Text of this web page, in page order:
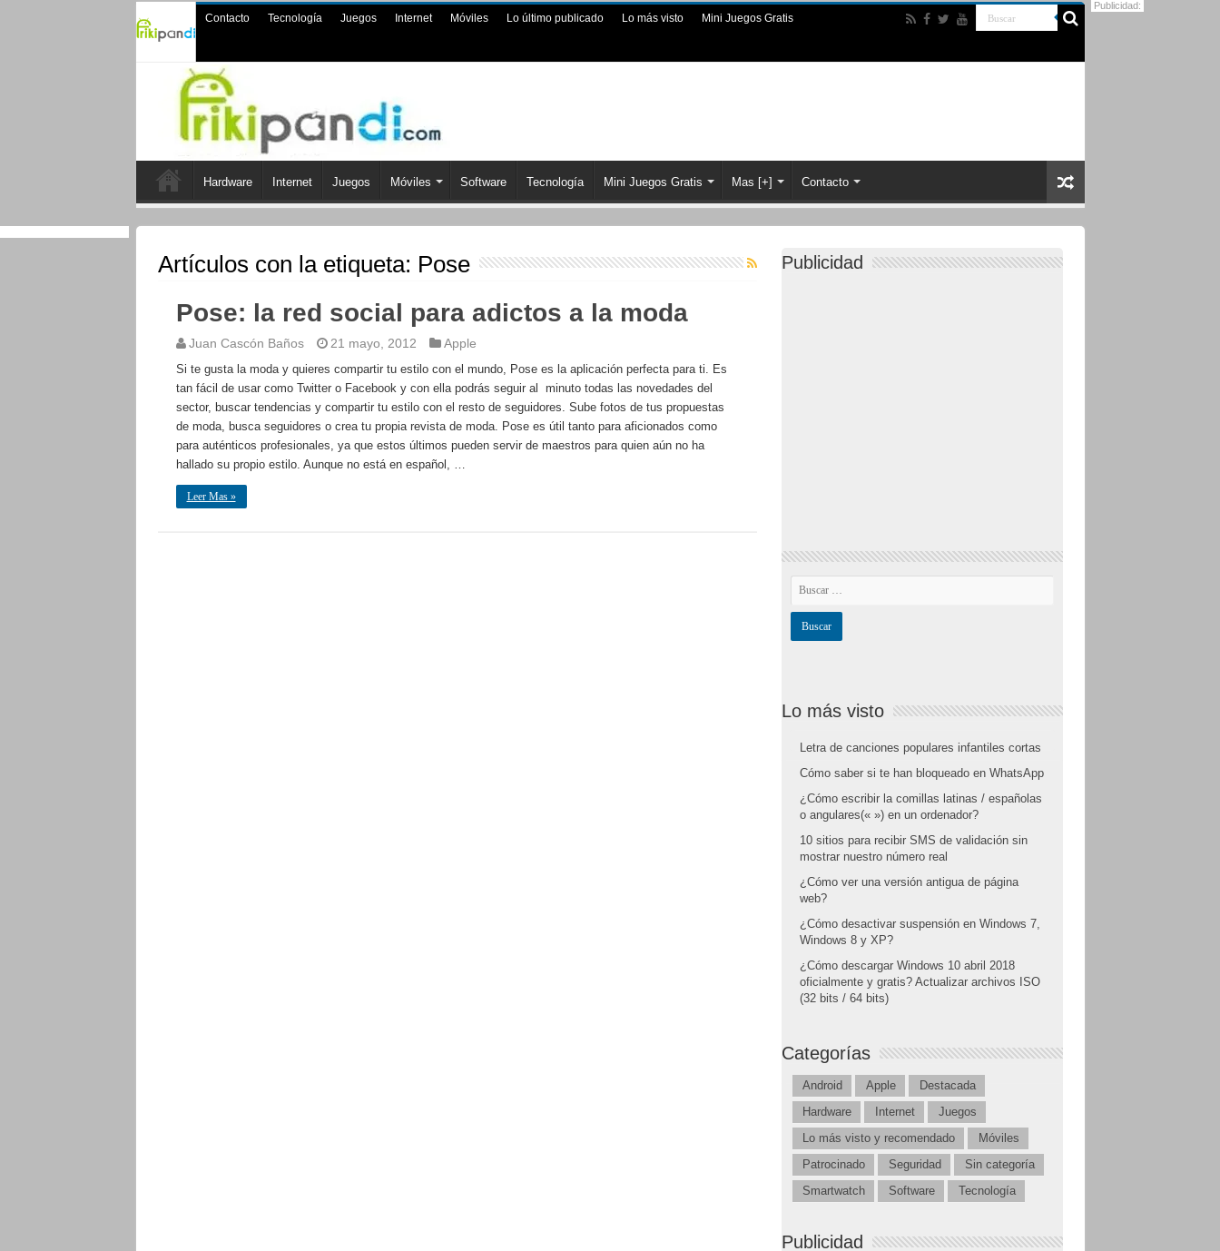
Contacto Tecnología Juegos Internet Móviles Lo último publicado Lo más visto Mini Juegos Gratis
Hardware Internet Juegos Móviles Software Tecnología Mini Juegos Gratis Mas [+] Contacto
Artículos con la etiqueta: Pose
Pose: la red social para adictos a la moda
Juan Cascón Baños 21 mayo, 2012 Apple
Si te gusta la moda y quieres compartir tu estilo con el mundo, Pose es la aplicación perfecta para ti. Es
tan fácil de usar como Twitter o Facebook y con ella podrás seguir al minuto todas las novedades del
sector, buscar tendencias y compartir tu estilo con el resto de seguidores. Sube fotos de tus propuestas
de moda, busca seguidores o crea tu propia revista de moda. Pose es útil tanto para aficionados como
para auténticos profesionales, ya que estos últimos pueden servir de maestros para quien aún no ha
hallado su propio estilo. Aunque no está en español, …
Leer Mas »
Publicidad
Lo más visto
Letra de canciones populares infantiles cortas
Cómo saber si te han bloqueado en WhatsApp
¿Cómo escribir la comillas latinas / españolas
o angulares(« ») en un ordenador?
10 sitios para recibir SMS de validación sin
mostrar nuestro número real
¿Cómo ver una versión antigua de página
web?
¿Cómo desactivar suspensión en Windows 7,
Windows 8 y XP?
¿Cómo descargar Windows 10 abril 2018
oficialmente y gratis? Actualizar archivos ISO
(32 bits / 64 bits)
Categorías
Android Apple
Destacada
Hardware
Internet
Juegos
Lo más visto y recomendado
Móviles
Patrocinado
Seguridad
Sin categoría
Smartwatch
Software Tecnología
Publicidad
Publicidad: